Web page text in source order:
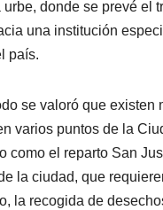
urbe, donde se prevé el
una institución
país.
se valoró que existen
varios puntos de la
como el reparto San
la ciudad, que
la recogida de